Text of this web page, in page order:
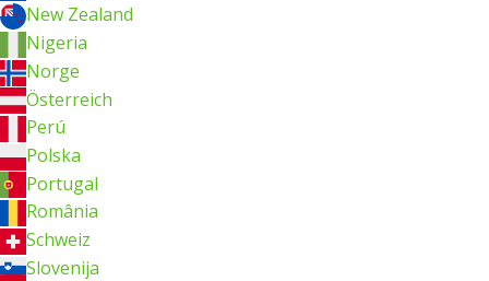
New Zealand
Nigeria
Norge
Österreich
Perú
Polska
Portugal
România
Schweiz
Slovenija